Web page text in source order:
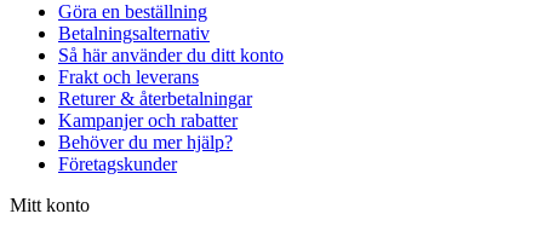
Göra en beställning
Betalningsalternativ
Så här använder du ditt konto
Frakt och leverans
Returer & återbetalningar
Kampanjer och rabatter
Behöver du mer hjälp?
Företagskunder
Mitt konto